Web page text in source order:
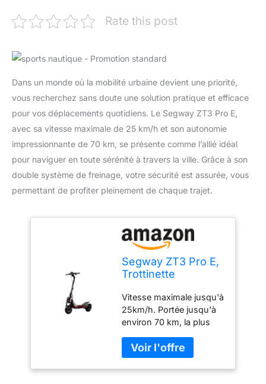
Rate this post
Dans un monde où la mobilité urbaine devient une priorité,
vous recherchez sans doute une solution pratique et efficace
pour vos déplacements quotidiens. Le Segway ZT3 Pro E,
avec sa vitesse maximale de 25 km/h et son autonomie
impressionnante de 70 km, se présente comme l’allié idéal
pour naviguer en toute sérénité à travers la ville. Grâce à son
double système de freinage, votre sécurité est assurée, vous
permettant de profiter pleinement de chaque trajet.
Segway ZT3 Pro E,
Trottinette
maximale de 25
km/h, Autonomie de
70 km, Double
système de
freinage
Vitesse maximale jusqu'à
25km/h. Portée jusqu'à
environ 70 km, la plus
Batterie 597 Wh. Moteur :
1600 W de puissance
max. Jusqu'à 25%